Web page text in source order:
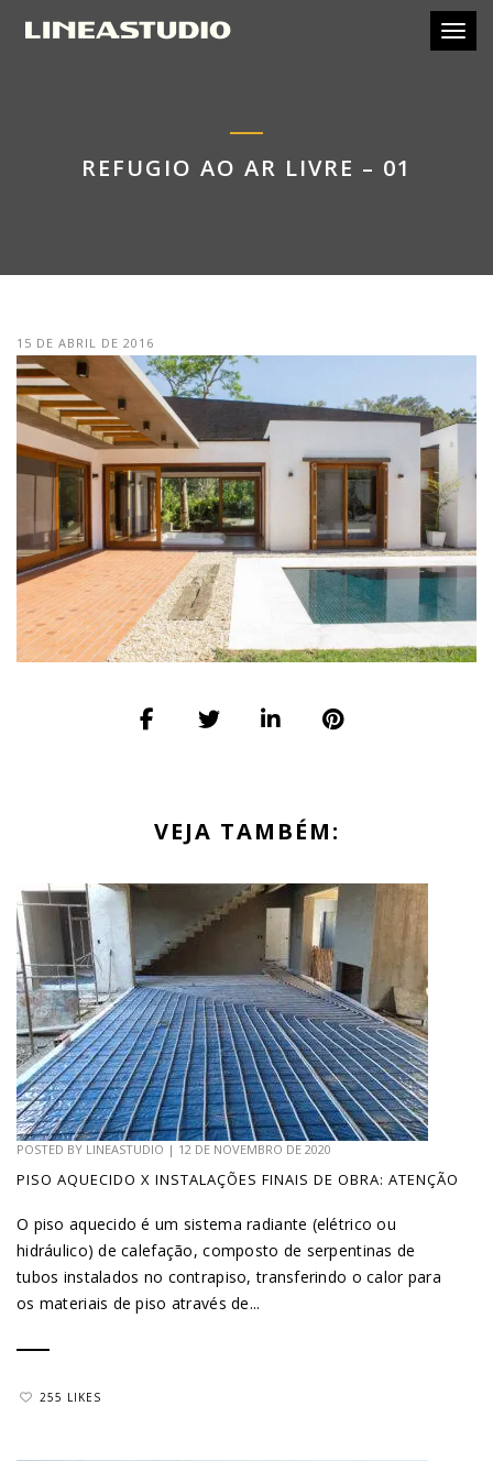
REFUGIO AO AR LIVRE – 01
15 DE ABRIL DE 2016
VEJA TAMBÉM:
POSTED BY LINEASTUDIO | 12 DE NOVEMBRO DE 2020
PISO AQUECIDO X INSTALAÇÕES FINAIS DE OBRA: ATENÇÃO
O piso aquecido é um sistema radiante (elétrico ou
hidráulico) de calefação, composto de serpentinas de
tubos instalados no contrapiso, transferindo o calor para
os materiais de piso através de...
255 LIKES